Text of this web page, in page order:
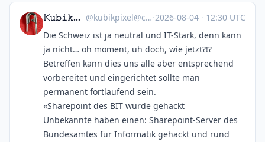
𝕂𝚞𝚋𝚒𝚔ℙ𝚒𝚡𝚎𝚕™ @kubikpixel@chaos.social ·2026-08-04 · 12:30 UTC
Die Schweiz ist ja neutral und IT-Stark, denn kann
ja nicht… oh moment, uh doch, wie jetzt?!?
Betreffen kann dies uns alle aber entsprechend
vorbereitet und eingerichtet sollte man
permanent fortlaufend sein.
«Sharepoint des BIT wurde gehackt
Unbekannte haben einen: Sharepoint-Server des
Bundesamtes für Informatik gehackt und rund